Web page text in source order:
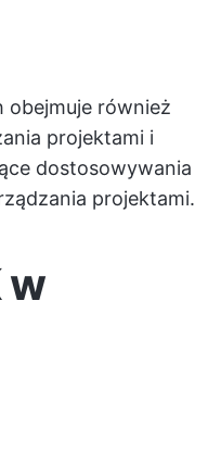
obejmuje również
projektami i
dostosowywania
projektami.
w